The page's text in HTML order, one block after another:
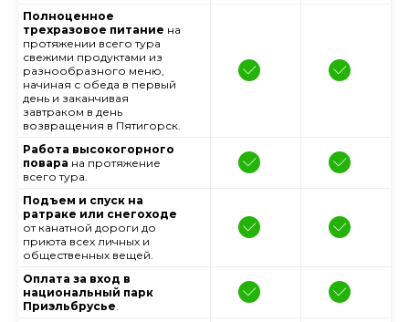
Полноценное
трехразовое питание на
протяжении всего тура
свежими продуктами из
разнообразного меню,
начиная с обеда в первый
день и заканчивая
завтраком в день
возвращения в Пятигорск.
Работа высокогорного
повара на протяжение
всего тура.
Подъем и спуск на
ратраке или снегоходе
от канатной дороги до
приюта всех личных и
общественных вещей.
Оплата за вход в
национальный парк
Приэльбрусье.